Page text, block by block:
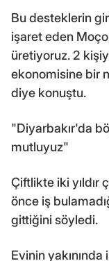
Bu desteklerin
işaret eden
üretiyoruz. 2
ekonomisine bir
diye konuştu.
"Diyarbakır'da
mutluyuz"
Çiftlikte iki yıldır
önce iş
gittiğini söyledi.
Evinin